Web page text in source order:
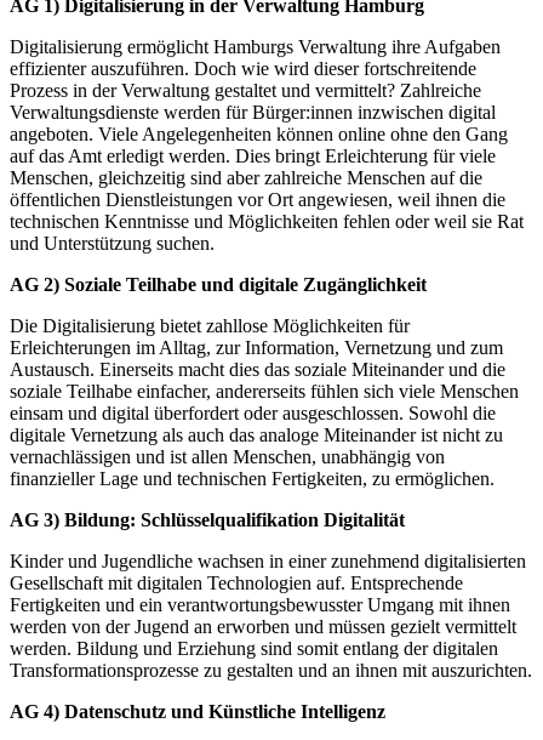
AG 1) Digitalisierung in der Verwaltung Hamburg
Digitalisierung ermöglicht Hamburgs Verwaltung ihre Aufgaben
effizienter auszuführen. Doch wie wird dieser fortschreitende
Prozess in der Verwaltung gestaltet und vermittelt? Zahlreiche
Verwaltungsdienste werden für Bürger:innen inzwischen digital
angeboten. Viele Angelegenheiten können online ohne den Gang
auf das Amt erledigt werden. Dies bringt Erleichterung für viele
Menschen, gleichzeitig sind aber zahlreiche Menschen auf die
öffentlichen Dienstleistungen vor Ort angewiesen, weil ihnen die
technischen Kenntnisse und Möglichkeiten fehlen oder weil sie Rat
und Unterstützung suchen.
AG 2) Soziale Teilhabe und digitale Zugänglichkeit
Die Digitalisierung bietet zahllose Möglichkeiten für
Erleichterungen im Alltag, zur Information, Vernetzung und zum
Austausch. Einerseits macht dies das soziale Miteinander und die
soziale Teilhabe einfacher, andererseits fühlen sich viele Menschen
einsam und digital überfordert oder ausgeschlossen. Sowohl die
digitale Vernetzung als auch das analoge Miteinander ist nicht zu
vernachlässigen und ist allen Menschen, unabhängig von
finanzieller Lage und technischen Fertigkeiten, zu ermöglichen.
AG 3) Bildung: Schlüsselqualifikation Digitalität
Kinder und Jugendliche wachsen in einer zunehmend digitalisierten
Gesellschaft mit digitalen Technologien auf. Entsprechende
Fertigkeiten und ein verantwortungsbewusster Umgang mit ihnen
werden von der Jugend an erworben und müssen gezielt vermittelt
werden. Bildung und Erziehung sind somit entlang der digitalen
Transformationsprozesse zu gestalten und an ihnen mit auszurichten.
AG 4) Datenschutz und Künstliche Intelligenz